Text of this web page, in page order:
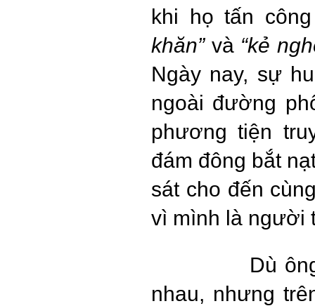
khi họ tấn
khăn”và “kẻ
Ngày nay, sự
ngoài đường
phương tiện
đám đông bắt
sát cho đến
vì mình là người
Dù
nhau, nhưng